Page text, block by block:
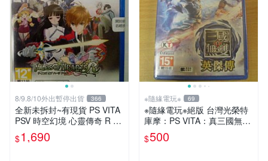
8/9.8/10外出暫停出貨 366
全新未拆封~有現貨 PS VITA
PSV 時空幻境 心靈傳奇 R 亞
洲日文版 亞日版 輔12級 TO
HR
$1,690
※隨緣電玩※ 69
※隨緣電玩※絕版 台灣光榮特
庫摩：PS VITA：真三國無雙
英傑傳《一盒裝》中文版㊣正
版㊣全新品
$500